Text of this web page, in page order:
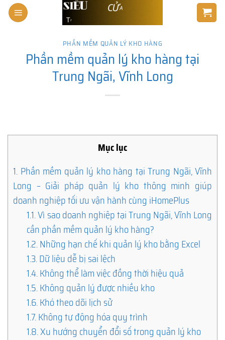
Skip
PHẦN MỀM QUẢN LÝ KHO HÀNG
Phần mềm quản lý kho hàng tại
Trung Ngãi, Vĩnh Long
Mục lục
1. Phần mềm quản lý kho hàng tại Trung Ngãi, Vĩnh
Long – Giải pháp quản lý kho thông minh giúp
doanh nghiệp tối ưu vận hành cùng iHomePlus
1.1.Vì sao doanh nghiệp tại Trung Ngãi, Vĩnh Long
cần phần mềm quản lý kho hàng?
1.2.Những hạn chế khi quản lý kho bằng Excel
1.3.Dữ liệu dễ bị sai lệch
1.4.Không thể làm việc đồng thời hiệu quả
1.5.Không quản lý được nhiều kho
1.6.Khó theo dõi lịch sử
1.7.Không tự động hóa quy trình
1.8.Xu hướng chuyển đổi số trong quản lý kho